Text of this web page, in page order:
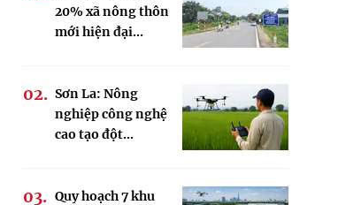
20% xã nông thôn
mới hiện đại...
Sơn La: Nông
nghiệp công nghệ
cao tạo đột...
Quy hoạch 7 khu